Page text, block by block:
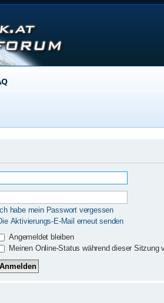
Ich habe mein Passwort vergessen
Aktivierungs-E-Mail erneut senden
Angemeldet bleiben
Meinen Online-Status während dieser Sitzung